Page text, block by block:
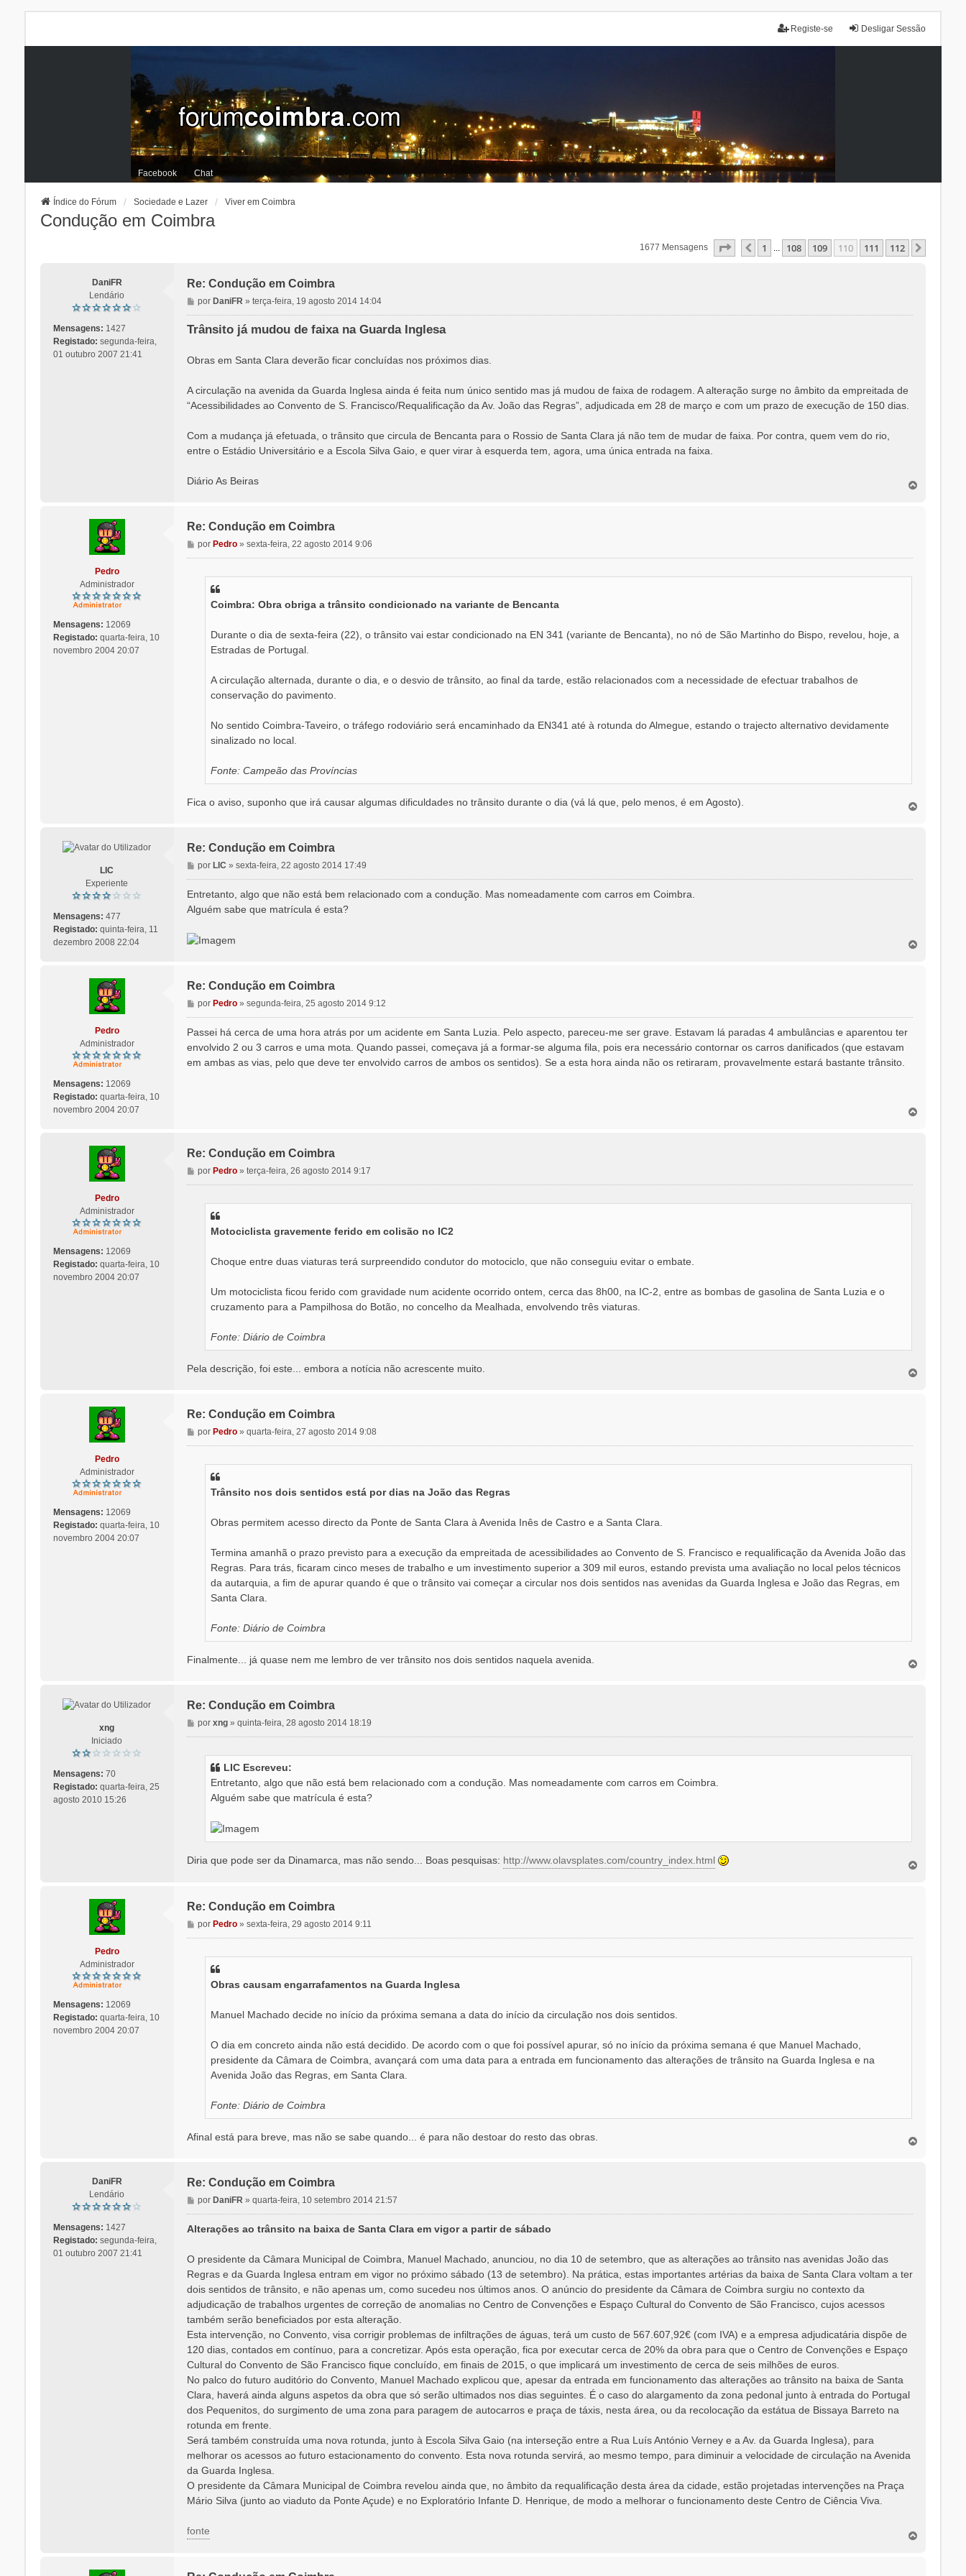
Desligar Sessão
Registe-se
Facebook Chat
Índice do Fórum Sociedade e Lazer Viver em Coimbra
Condução em Coimbra
1677 Mensagens Página110 De112
Anterior
1 ... 108 109 110 111 112
DaniFR
Lendário
Mensagens: 1427
Registado: segunda-feira,
01 outubro 2007 21:41
Re: Condução em Coimbra
M
e
n
g
m
porDaniFR »terça-feira, 19 agosto 2014 14:04
Trânsito já mudou de faixa na Guarda Inglesa
Obras em Santa Clara deverão ficar concluídas nos próximos dias.
A circulação na avenida da Guarda Inglesa ainda é feita num único sentido mas já mudou de faixa de rodagem. A alteração surge no âmbito da empreitada de
“Acessibilidades ao Convento de S. Francisco/Requalificação da Av. João das Regras”, adjudicada em 28 de março e com um prazo de execução de 150 dias.
Com a mudança já efetuada, o trânsito que circula de Bencanta para o Rossio de Santa Clara já não tem de mudar de faixa. Por contra, quem vem do rio,
entre o Estádio Universitário e a Escola Silva Gaio, e quer virar à esquerda tem, agora, uma única entrada na faixa.
Diário As Beiras
Pedro
Administrador
Mensagens: 12069
Registado: quarta-feira, 10
novembro 2004 20:07
Re: Condução em Coimbra
M
e
porPedro »sexta-feira, 22 agosto 2014 9:06
Coimbra: Obra obriga a trânsito condicionado na variante de Bencanta
Durante o dia de sexta-feira (22), o trânsito vai estar condicionado na EN 341 (variante de Bencanta), no nó de São Martinho do Bispo, revelou, hoje, a
Estradas de Portugal.
A circulação alternada, durante o dia, e o desvio de trânsito, ao final da tarde, estão relacionados com a necessidade de efectuar trabalhos de
conservação do pavimento.
No sentido Coimbra-Taveiro, o tráfego rodoviário será encaminhado da EN341 até à rotunda do Almegue, estando o trajecto alternativo devidamente
sinalizado no local.
Fonte: Campeão das Províncias
Fica o aviso, suponho que irá causar algumas dificuldades no trânsito durante o dia (vá lá que, pelo menos, é em Agosto).
LIC
Experiente
Mensagens: 477
Registado: quinta-feira, 11
dezembro 2008 22:04
Re: Condução em Coimbra
M
e
n
a
e
porLIC »sexta-feira, 22 agosto 2014 17:49
Entretanto, algo que não está bem relacionado com a condução. Mas nomeadamente com carros em Coimbra.
Alguém sabe que matrícula é esta?
Pedro
Administrador
Mensagens: 12069
Registado: quarta-feira, 10
novembro 2004 20:07
Re: Condução em Coimbra
M
e
a
g
porPedro »segunda-feira, 25 agosto 2014 9:12
Passei há cerca de uma hora atrás por um acidente em Santa Luzia. Pelo aspecto, pareceu-me ser grave. Estavam lá paradas 4 ambulâncias e aparentou ter
envolvido 2 ou 3 carros e uma mota. Quando passei, começava já a formar-se alguma fila, pois era necessário contornar os carros danificados (que estavam
em ambas as vias, pelo que deve ter envolvido carros de ambos os sentidos). Se a esta hora ainda não os retiraram, provavelmente estará bastante trânsito.
Pedro
Administrador
Mensagens: 12069
Registado: quarta-feira, 10
novembro 2004 20:07
Re: Condução em Coimbra
M
e
porPedro »terça-feira, 26 agosto 2014 9:17
Motociclista gravemente ferido em colisão no IC2
Choque entre duas viaturas terá surpreendido condutor do motociclo, que não conseguiu evitar o embate.
Um motociclista ficou ferido com gravidade num acidente ocorrido ontem, cerca das 8h00, na IC-2, entre as bombas de gasolina de Santa Luzia e o
cruzamento para a Pampilhosa do Botão, no concelho da Mealhada, envolvendo três viaturas.
Fonte: Diário de Coimbra
Pela descrição, foi este... embora a notícia não acrescente muito.
Pedro
Administrador
Mensagens: 12069
Registado: quarta-feira, 10
novembro 2004 20:07
Re: Condução em Coimbra
M
e
porPedro »quarta-feira, 27 agosto 2014 9:08
Trânsito nos dois sentidos está por dias na João das Regras
Obras permitem acesso directo da Ponte de Santa Clara à Avenida Inês de Castro e a Santa Clara.
Termina amanhã o prazo previsto para a execução da empreitada de acessibilidades ao Convento de S. Francisco e requalificação da Avenida João das
Regras. Para trás, ficaram cinco meses de trabalho e um investimento superior a 309 mil euros, estando prevista uma avaliação no local pelos técnicos
da autarquia, a fim de apurar quando é que o trânsito vai começar a circular nos dois sentidos nas avenidas da Guarda Inglesa e João das Regras, em
Santa Clara.
Fonte: Diário de Coimbra
Finalmente... já quase nem me lembro de ver trânsito nos dois sentidos naquela avenida.
xng
Iniciado
Mensagens: 70
Registado: quarta-feira, 25
agosto 2010 15:26
Re: Condução em Coimbra
M
e
porxng »quinta-feira, 28 agosto 2014 18:19
LIC Escreveu:
Entretanto, algo que não está bem relacionado com a condução. Mas nomeadamente com carros em Coimbra.
Alguém sabe que matrícula é esta?
Diria que pode ser da Dinamarca, mas não sendo... Boas pesquisas: http://www.olavsplates.com/country_index.html
Pedro
Administrador
Mensagens: 12069
Registado: quarta-feira, 10
novembro 2004 20:07
Re: Condução em Coimbra
M
e
porPedro »sexta-feira, 29 agosto 2014 9:11
Obras causam engarrafamentos na Guarda Inglesa
Manuel Machado decide no início da próxima semana a data do início da circulação nos dois sentidos.
O dia em concreto ainda não está decidido. De acordo com o que foi possível apurar, só no início da próxima semana é que Manuel Machado,
presidente da Câmara de Coimbra, avançará com uma data para a entrada em funcionamento das alterações de trânsito na Guarda Inglesa e na
Avenida João das Regras, em Santa Clara.
Fonte: Diário de Coimbra
Afinal está para breve, mas não se sabe quando... é para não destoar do resto das obras.
DaniFR
Lendário
Mensagens: 1427
Registado: segunda-feira,
01 outubro 2007 21:41
Re: Condução em Coimbra
M
e
n
g
e
m
porDaniFR »quarta-feira, 10 setembro 2014 21:57
Alterações ao trânsito na baixa de Santa Clara em vigor a partir de sábado
O presidente da Câmara Municipal de Coimbra, Manuel Machado, anunciou, no dia 10 de setembro, que as alterações ao trânsito nas avenidas João das
Regras e da Guarda Inglesa entram em vigor no próximo sábado (13 de setembro). Na prática, estas importantes artérias da baixa de Santa Clara voltam a ter
dois sentidos de trânsito, e não apenas um, como sucedeu nos últimos anos. O anúncio do presidente da Câmara de Coimbra surgiu no contexto da
adjudicação de trabalhos urgentes de correção de anomalias no Centro de Convenções e Espaço Cultural do Convento de São Francisco, cujos acessos
também serão beneficiados por esta alteração.
Esta intervenção, no Convento, visa corrigir problemas de infiltrações de águas, terá um custo de 567.607,92€ (com IVA) e a empresa adjudicatária dispõe de
120 dias, contados em contínuo, para a concretizar. Após esta operação, fica por executar cerca de 20% da obra para que o Centro de Convenções e Espaço
Cultural do Convento de São Francisco fique concluído, em finais de 2015, o que implicará um investimento de cerca de seis milhões de euros.
No palco do futuro auditório do Convento, Manuel Machado explicou que, apesar da entrada em funcionamento das alterações ao trânsito na baixa de Santa
Clara, haverá ainda alguns aspetos da obra que só serão ultimados nos dias seguintes. É o caso do alargamento da zona pedonal junto à entrada do Portugal
dos Pequenitos, do surgimento de uma zona para paragem de autocarros e praça de táxis, nesta área, ou da recolocação da estátua de Bissaya Barreto na
rotunda em frente.
Será também construída uma nova rotunda, junto à Escola Silva Gaio (na interseção entre a Rua Luís António Verney e a Av. da Guarda Inglesa), para
melhorar os acessos ao futuro estacionamento do convento. Esta nova rotunda servirá, ao mesmo tempo, para diminuir a velocidade de circulação na Avenida
da Guarda Inglesa.
O presidente da Câmara Municipal de Coimbra revelou ainda que, no âmbito da requalificação desta área da cidade, estão projetadas intervenções na Praça
Mário Silva (junto ao viaduto da Ponte Açude) e no Exploratório Infante D. Henrique, de modo a melhorar o funcionamento deste Centro de Ciência Viva.
fonte